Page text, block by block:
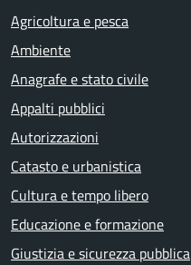
Agricoltura e pesca
Ambiente
Anagrafe e stato civile
Appalti pubblici
Autorizzazioni
Catasto e urbanistica
Cultura e tempo libero
Educazione e formazione
Giustizia e sicurezza pubblica